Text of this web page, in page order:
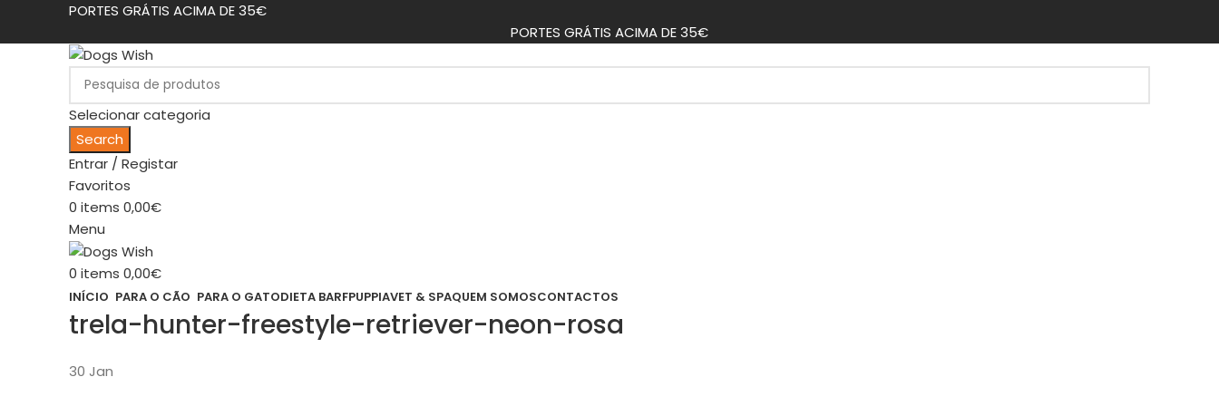
PORTES GRÁTIS ACIMA DE 35€
PORTES GRÁTIS ACIMA DE 35€
Selecionar categoria
Search
Entrar / Registar
Favoritos
0 items 0,00€
Menu
0 items 0,00€
INÍCIO PARA O CÃO PARA O GATODIETA BARFPUPPIAVET & SPAQUEM SOMOSCONTACTOS
trela-hunter-freestyle-retriever-neon-rosa
30 Jan